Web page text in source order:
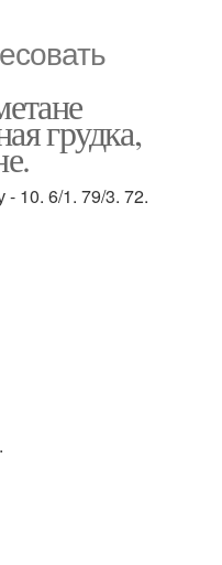
грудка,
10. 6/1. 79/3. 72.